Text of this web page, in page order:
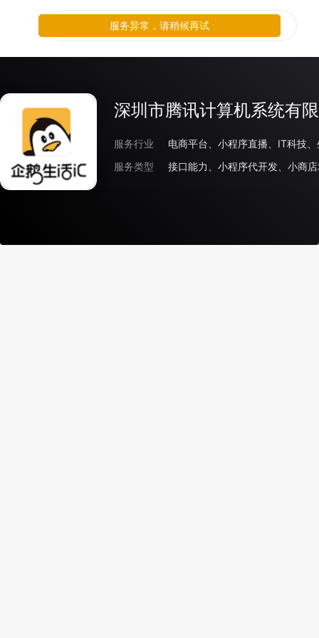
深圳市腾讯计算机系统有
服务行业
电商平台、小程序直播、IT科技
服务类型
接口能力、小程序代开发、小商
服务异常，请稍候再试